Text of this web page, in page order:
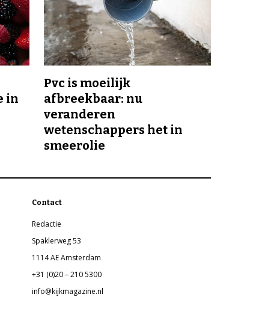
in
Pvc is moeilijk
afbreekbaar: nu
veranderen
wetenschappers het in
smeerolie
Contact
Redactie
Spaklerweg 53
1114 AE Amsterdam
+31 (0)20 – 210 5300
info@kijkmagazine.nl